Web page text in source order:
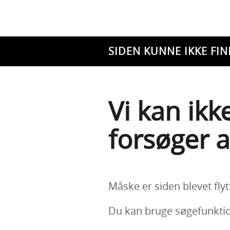
SIDEN KUNNE IKKE
Vi kan
forsøger
Måske er siden blevet
Du kan bruge